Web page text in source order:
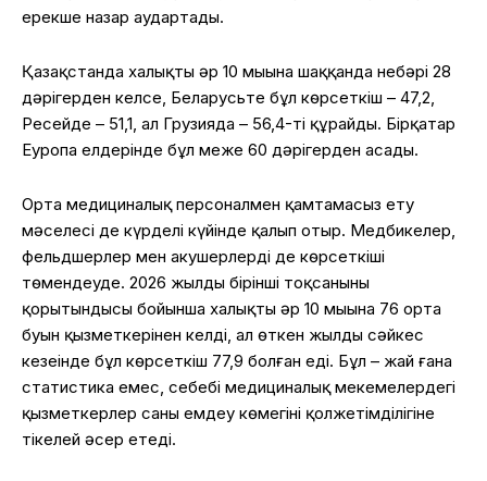
ерекше назар аудартады.
Қазақстанда халықтың әр 10 мыңына шаққанда небәрі 28
дәрігерден келсе, Беларусьте бұл көрсеткіш – 47,2,
Ресейде – 51,1, ал Грузияда – 56,4-ті құрайды. Бірқатар
Еуропа елдерінде бұл меже 60 дәрігерден асады.
Орта медициналық персоналмен қамтамасыз ету
мәселесі де күрделі күйінде қалып отыр. Медбикелер,
фельдшерлер мен акушерлердің де көрсеткіші
төмендеуде. 2026 жылдың бірінші тоқсанының
қорытындысы бойынша халықтың әр 10 мыңына 76 орта
буын қызметкерінен келді, ал өткен жылдың сәйкес
кезеңінде бұл көрсеткіш 77,9 болған еді. Бұл – жай ғана
статистика емес, себебі медициналық мекемелердегі
қызметкерлер саны емдеу көмегінің қолжетімділігіне
тікелей әсер етеді.